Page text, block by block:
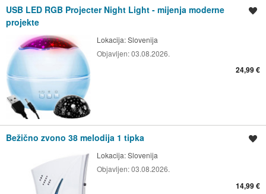
USB LED RGB Projecter Night Light - mijenja moderne
projekte
Lokacija:Slovenija
Objavljen:03.08.2026.
24,99 €
Bežično zvono 38 melodija 1 tipka
Lokacija:Slovenija
Objavljen:03.08.2026.
14,99 €